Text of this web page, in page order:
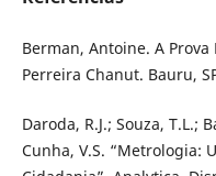
Berman, Antoine. A
Perreira Chanut. Bauru,
Daroda, R.J.; Souza, T.L.;
Cunha, V.S. “Metrologia: